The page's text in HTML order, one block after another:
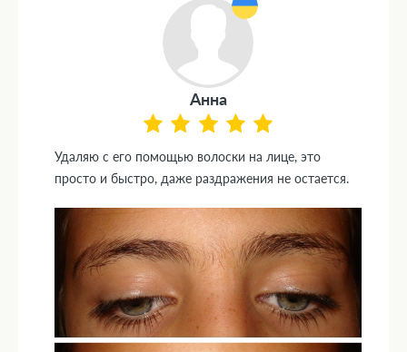
Анна
Удаляю с его помощью волоски на лице, это
просто и быстро, даже раздражения не остается.